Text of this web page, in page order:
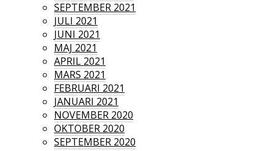
SEPTEMBER 2021
JULI 2021
JUNI 2021
MAJ 2021
APRIL 2021
MARS 2021
FEBRUARI 2021
JANUARI 2021
NOVEMBER 2020
OKTOBER 2020
SEPTEMBER 2020